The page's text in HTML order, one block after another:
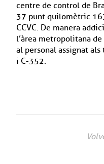
centre de control de
37 punt quilomètric
CCVC. De manera
l’àrea metropolitana
al personal assignat
i C-352.